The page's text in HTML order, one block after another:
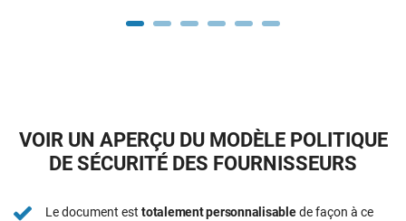
VOIR UN APERÇU DU MODÈLE POLITIQUE
DE SÉCURITÉ DES FOURNISSEURS
Le document est totalement personnalisablede façon à ce